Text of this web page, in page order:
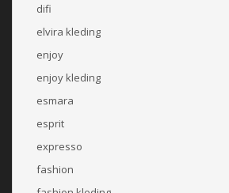
difi
elvira kleding
enjoy
enjoy kleding
esmara
esprit
expresso
fashion